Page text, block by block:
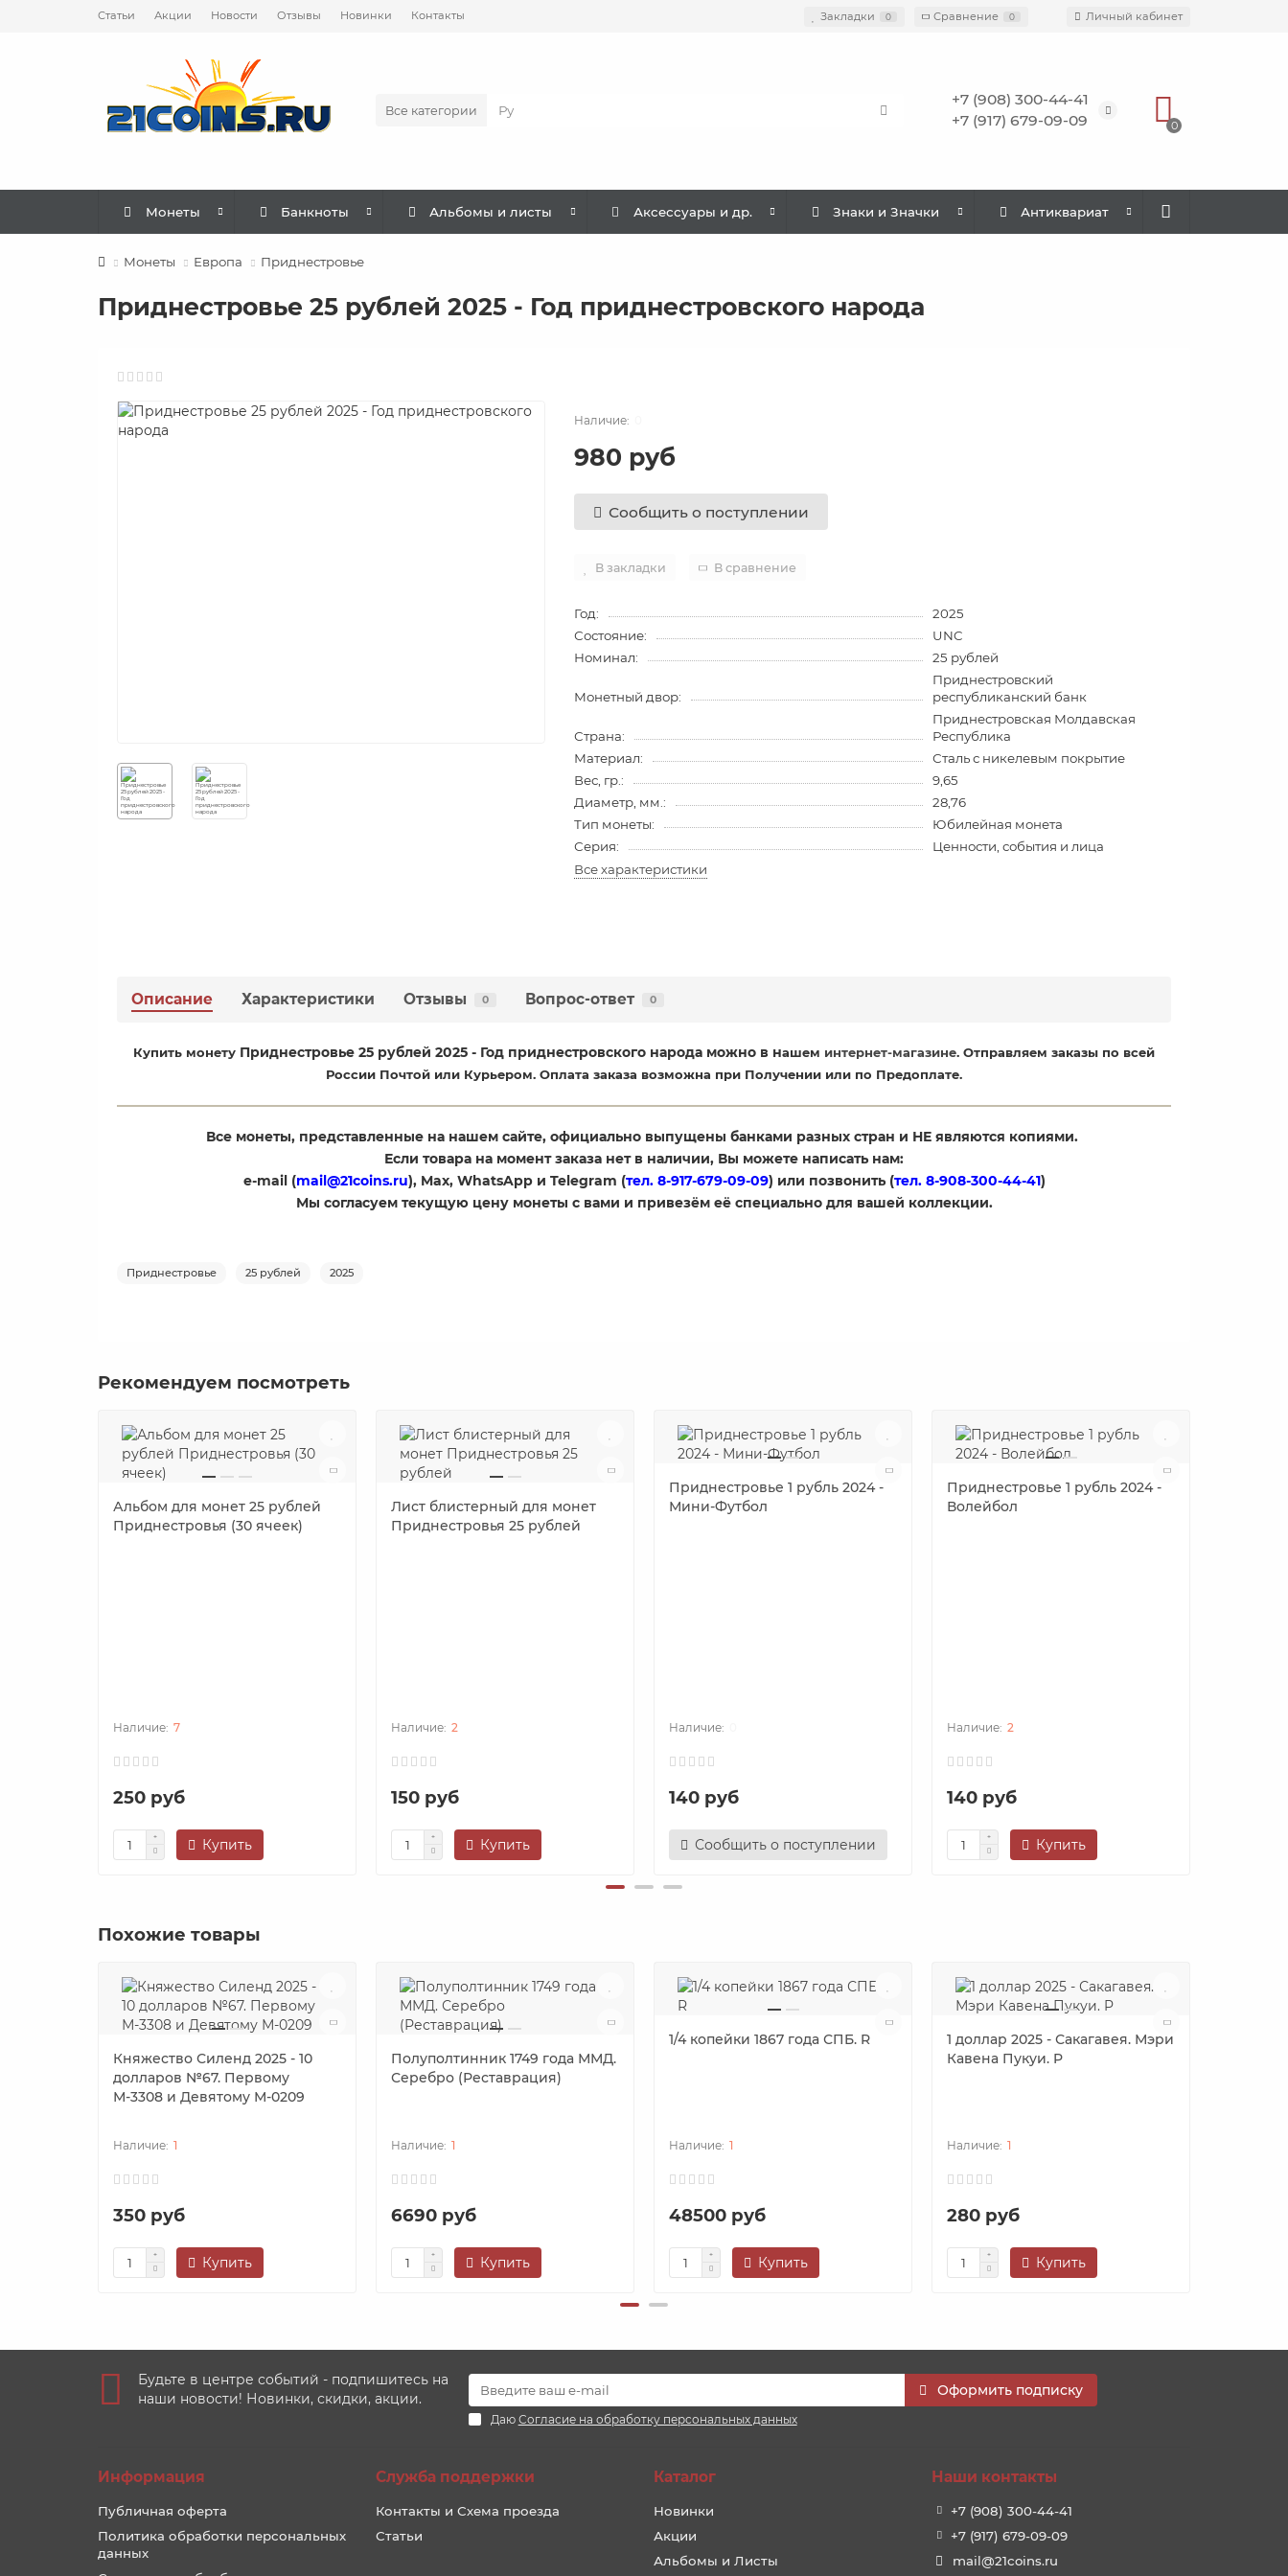
Статьи Акции Новости Отзывы Новинки Контакты Закладки 0 Сравнение 0 Личный кабинет
Все категории
+7 (908) 300-44-41
+7 (917) 679-09-09
0
Монеты Банкноты Альбомы и листы Аксессуары и др. Знаки и Значки Антиквариат
Монеты Европа Приднестровье
Приднестровье 25 рублей 2025 - Год приднестровского народа
980 руб
Сообщить о поступлении
В закладки В сравнение
Год:
2025
Состояние:
UNC
Номинал:
25 рублей
Монетный двор:
Приднестровский
республиканский банк
Страна:
Приднестровская Молдавская
Республика
Материал:
Сталь с никелевым покрытие
Вес, гр.:
9,65
Диаметр, мм.:
28,76
Тип монеты:
Юбилейная монета
Серия:
Ценности, события и лица
Все характеристики
Описание Характеристики Отзывы 0 Вопрос-ответ 0
Купить монету Приднестровье 25 рублей 2025 - Год приднестровского народа можно в нашем интернет-магазине. Отправляем заказы по всей
России Почтой или Курьером. Оплата заказа возможна при Получении или по Предоплате.
Все монеты, представленные на нашем сайте, официально выпущены банками разных стран и НЕ являются копиями.
Если товара на момент заказа нет в наличии, Вы можете написать нам:
e-mail (mail@21coins.ru), Max, WhatsApp и Telegram (тел. 8-917-679-09-09) или позвонить (тел. 8-908-300-44-41)
​Мы согласуем текущую цену монеты с вами и привезём её специально для вашей коллекции.
Приднестровье 25 рублей 2025
Рекомендуем посмотреть
Альбом для монет 25 рублей
Приднестровья (30 ячеек)
7
250 руб
Купить
Лист блистерный для монет
Приднестровья 25 рублей
2
150 руб
Купить
Приднестровье 1 рубль 2024 -
Мини-Футбол
140 руб
Сообщить о поступлении
Приднестровье 1 рубль 2024 -
Волейбол
2
140 руб
Купить
Похожие товары
Княжество Силенд 2025 - 10
долларов №67. Первому
М-3308 и Девятому М-0209
1
350 руб
Купить
Полуполтинник 1749 года ММД.
Серебро (Реставрация)
1
6690 руб
Купить
1/4 копейки 1867 года СПБ. R
1
48500 руб
Купить
1 доллар 2025 - Сакагавея. Мэри
Кавена Пукуи. P
1
280 руб
Купить
Будьте в центре событий - подпишитесь на
наши новости! Новинки, скидки, акции.
Оформить подписку
Даю Согласие на обработку персональных данных
Информация
Публичная оферта
Политика обработки персональных
данных
Служба поддержки
Контакты и Схема проезда
Статьи
Каталог
Новинки
Акции
Альбомы и Листы
Наши контакты
+7 (908) 300-44-41
+7 (917) 679-09-09
mail@21coins.ru